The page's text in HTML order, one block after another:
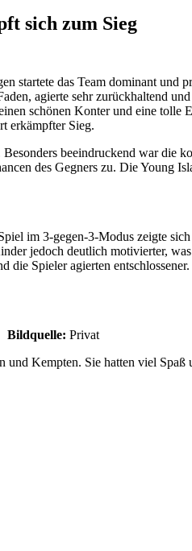
sich zum Sieg
startete das Team dominant
agierte sehr zurückhaltend
schönen Konter und eine tolle
erkämpfter Sieg.
beeindruckend war die
des Gegners zu. Die Young
im 3-gegen-3-Modus zeigte
jedoch deutlich motivierter,
Spieler agierten
Bildquelle: Privat
Kempten. Sie hatten viel